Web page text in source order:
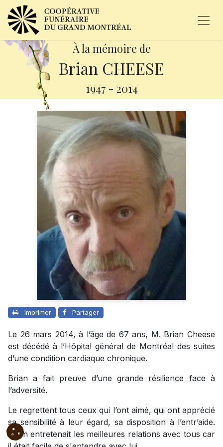
À la mémoire de
Brian CHEESE
1947 - 2014
Imprimer Partager
Le 26 mars 2014, à l’âge de 67 ans, M. Brian Cheese
est décédé à l’Hôpital général de Montréal des suites
d’une condition cardiaque chronique.
Brian a fait preuve d’une grande résilience face à
l’adversité.
Le regrettent tous ceux qui l’ont aimé, qui ont apprécié
sa sensibilité à leur égard, sa disposition à l’entr’aide.
Brian entretenait les meilleures relations avec tous car